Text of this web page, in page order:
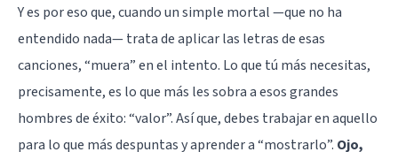
Y es por eso que, cuando un simple mortal —que no ha
entendido nada— trata de aplicar las letras de esas
canciones, “muera” en el intento. Lo que tú más necesitas,
precisamente, es lo que más les sobra a esos grandes
hombres de éxito: “valor”. Así que, debes trabajar en aquello
para lo que más despuntas y aprender a “mostrarlo”. Ojo,